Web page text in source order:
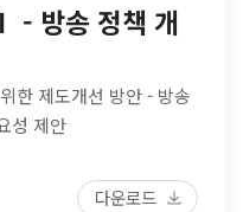
방송 정책 개
한 제도개선 방안 - 방송
성 제안
다운로드